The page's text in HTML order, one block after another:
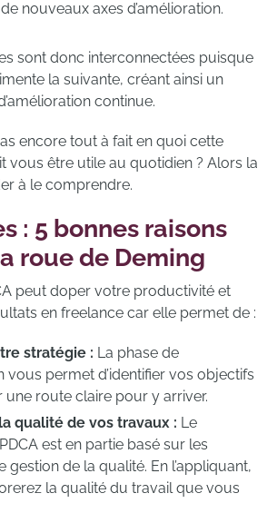
nouveaux axes d’amélioration.
sont donc interconnectées puisque
la suivante, créant ainsi un
continue.
encore tout à fait en quoi cette
vous être utile au quotidien ? Alors la
à le comprendre.
: 5 bonnes raisons
roue de Deming
peut doper votre productivité et
en freelance car elle permet de :
stratégie : La phase de
vous permet d’identifier vos objectifs
une route claire pour y arriver.
qualité de vos travaux : Le
est en partie basé sur les
gestion de la qualité. En l’appliquant,
la qualité du travail que vous